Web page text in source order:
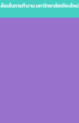
มในการทำงาน มหาวิทยาลัยเชียงใหม่